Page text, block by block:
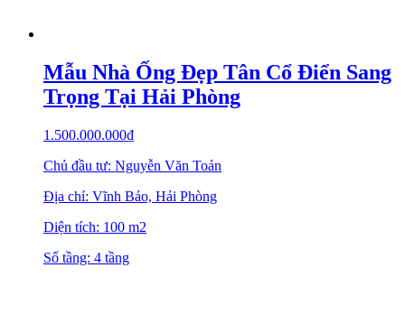
Mẫu Nhà Ống Đẹp Tân Cổ Điển Sang
Trọng Tại Hải Phòng
1.500.000.000₫
Chủ đầu tư: Nguyễn Văn Toản
Địa chỉ: Vĩnh Bảo, Hải Phòng
Diện tích: 100 m2
Số tầng: 4 tầng